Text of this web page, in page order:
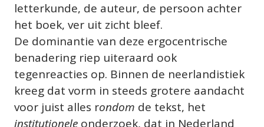
letterkunde, de auteur, de persoon achter
het boek, ver uit zicht bleef.
De dominantie van deze ergocentrische
benadering riep uiteraard ook
tegenreacties op. Binnen de neerlandistiek
kreeg dat vorm in steeds grotere aandacht
voor juist alles rondom
institutionele onderzoek, dat in Nederland